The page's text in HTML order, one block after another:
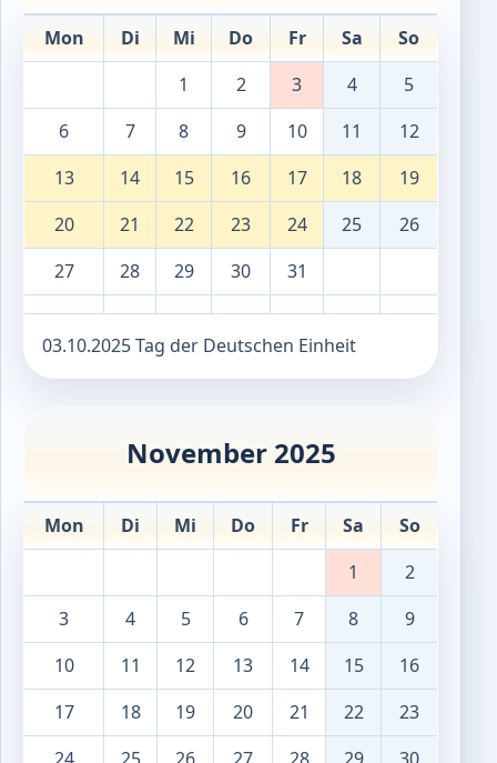
Mon Di Mi Do Fr Sa
So
1
2 3 4
5
6
7 8 9 10 11
12
13
14 15 16 17 18
19
20
21 22 23 24 25
26
27
28 29 30 31
03.10.2025 Tag der Deutschen Einheit
November 2025
Mon Di Mi Do Fr Sa
So
1
2
3
4 5 6 7 8
9
10
11 12 13 14 15
16
17
18 19 20 21 22
23